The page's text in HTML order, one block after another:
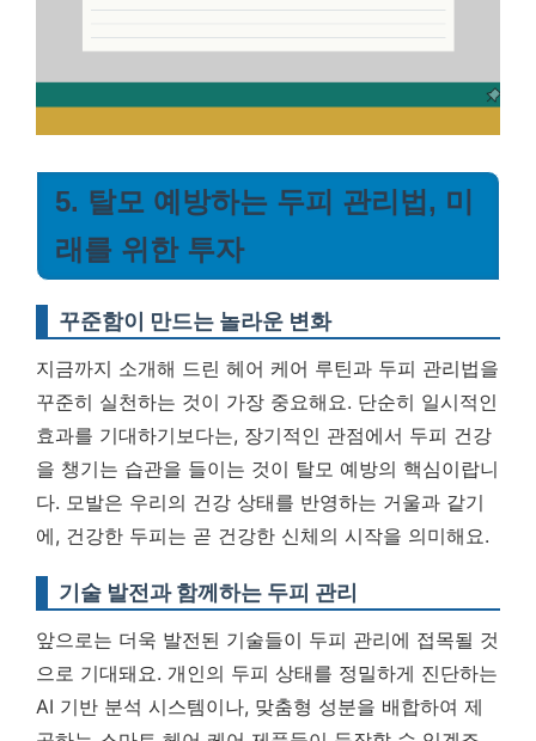
5. 탈모 예방하는 두피 관리법, 미
래를 위한 투자
꾸준함이 만드는 놀라운 변화
지금까지 소개해 드린 헤어 케어 루틴과 두피 관리법을
꾸준히 실천하는 것이 가장 중요해요. 단순히 일시적인
효과를 기대하기보다는, 장기적인 관점에서 두피 건강
을 챙기는 습관을 들이는 것이 탈모 예방의 핵심이랍니
다. 모발은 우리의 건강 상태를 반영하는 거울과 같기
에, 건강한 두피는 곧 건강한 신체의 시작을 의미해요.
기술 발전과 함께하는 두피 관리
앞으로는 더욱 발전된 기술들이 두피 관리에 접목될 것
으로 기대돼요. 개인의 두피 상태를 정밀하게 진단하는
AI 기반 분석 시스템이나, 맞춤형 성분을 배합하여 제